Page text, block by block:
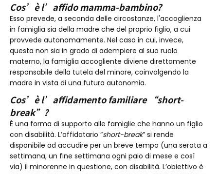
Cos’è l’affido mamma-bambino?
Esso prevede, a seconda delle circostanze, l'accoglienza
in famiglia sia della madre che del proprio figlio, a cui
provvede autonomamente. Nel caso in cui, invece,
questa non sia in grado di adempiere al suo ruolo
materno, la famiglia accogliente diviene direttamente
responsabile della tutela del minore, coinvolgendo la
madre in vista di una futura autonomia.
Cos’è l’affidamento familiare “short-
break”?
È una forma di supporto alle famiglie che hanno un figlio
con disabilità. L’affidatario “short-break” si rende
disponibile ad accudire per un breve tempo (una serata a
settimana, un fine settimana ogni paio di mese e così
via) il minorenne in questione, con disabilità. L’obiettivo è